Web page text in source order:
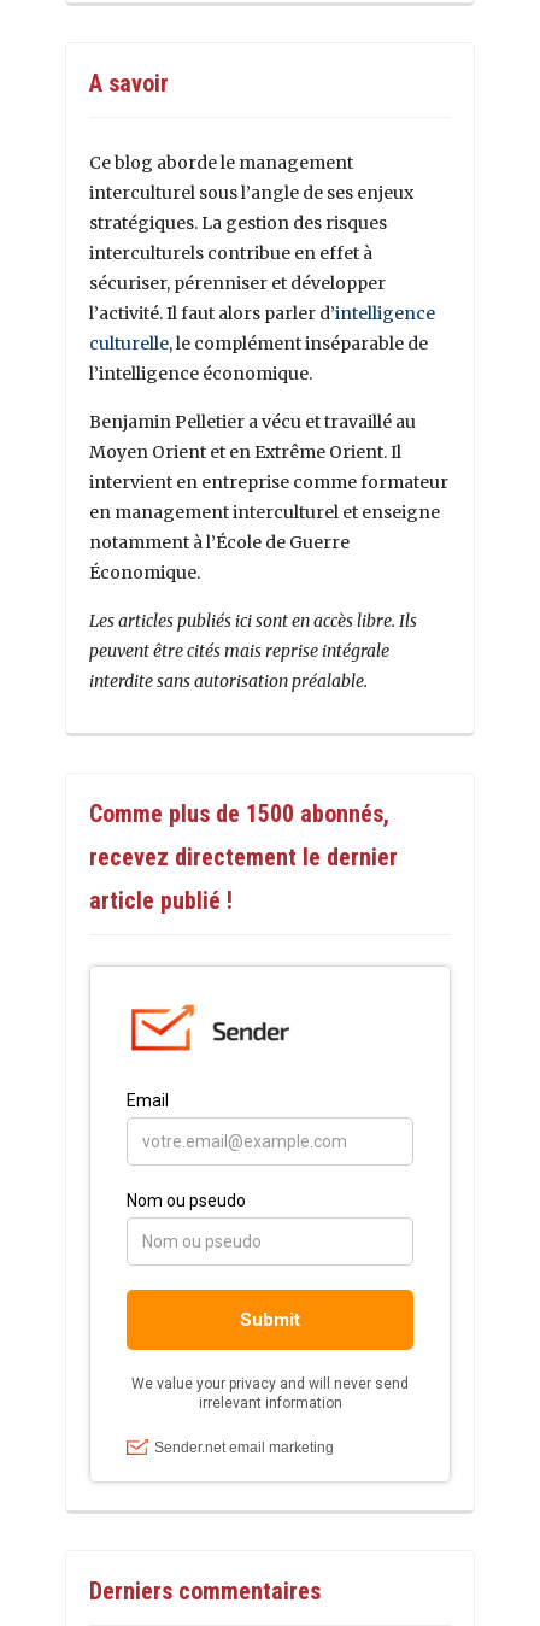
A savoir
Ce blog aborde le management
interculturel sous l’angle de ses enjeux
stratégiques. La gestion des risques
interculturels contribue en effet à
sécuriser, pérenniser et développer
l’activité. Il faut alors parler d’intelligence
culturelle, le complément inséparable de
l’intelligence économique.
Benjamin Pelletier a vécu et travaillé au
Moyen Orient et en Extrême Orient. Il
intervient en entreprise comme formateur
en management interculturel et enseigne
notamment à l’École de Guerre
Économique.
Les articles publiés ici sont en accès libre. Ils
peuvent être cités mais reprise intégrale
interdite sans autorisation préalable.
Comme plus de 1500 abonnés,
recevez directement le dernier
article publié !
Derniers commentaires